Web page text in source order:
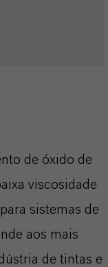
de óxido de
viscosidade
sistemas de
aos mais
de tintas e